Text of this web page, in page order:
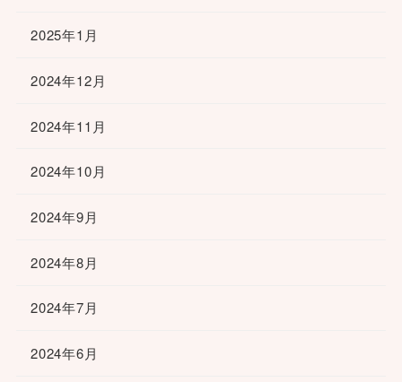
2025年1月
2024年12月
2024年11月
2024年10月
2024年9月
2024年8月
2024年7月
2024年6月